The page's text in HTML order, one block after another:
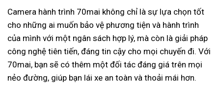
Camera hành trình 70mai không chỉ là sự lựa chọn tốt
cho những ai muốn bảo vệ phương tiện và hành trình
của mình với một ngân sách hợp lý, mà còn là giải pháp
công nghệ tiên tiến, đáng tin cậy cho mọi chuyến đi. Với
70mai, bạn sẽ có thêm một đối tác đáng giá trên mọi
nẻo đường, giúp bạn lái xe an toàn và thoải mái hơn.